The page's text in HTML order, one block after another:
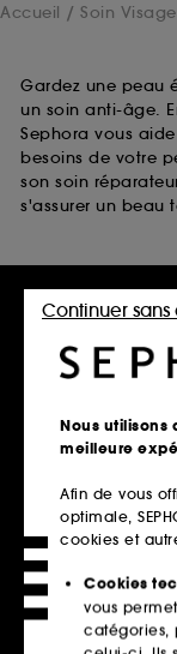
Accueil Soin Visage
Gardez une peau
un soin anti-âge.
Sephora vous
besoins de votre
son soin
s'assurer un beau
Retrait
Click &
En
à
Explorer
et
En savoir
Nous utilisons
meilleure
Afin de vous
optimale,
cookies et
Cookies
vous
catégories,
Continuer